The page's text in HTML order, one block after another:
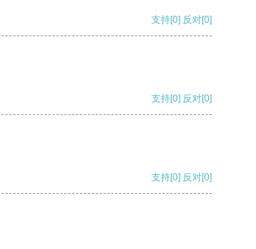
支持[0] 反对[0]
支持[0] 反对[0]
支持[0] 反对[0]